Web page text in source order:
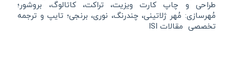
طراحی و چاپ کارت ویزیت، تراکت، کاتالوگ، بروشور؛
مُهرسازی: مُهر ژلاتینی، چندرنگ، نوری، برنجی؛ تایپ و ترجمه
تخصصی مقالات ISI